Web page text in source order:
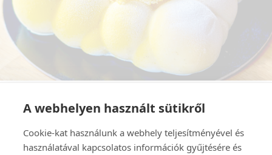
A webhelyen használt sütikről
Cookie-kat használunk a webhely teljesítményével és
használatával kapcsolatos információk gyűjtésére és